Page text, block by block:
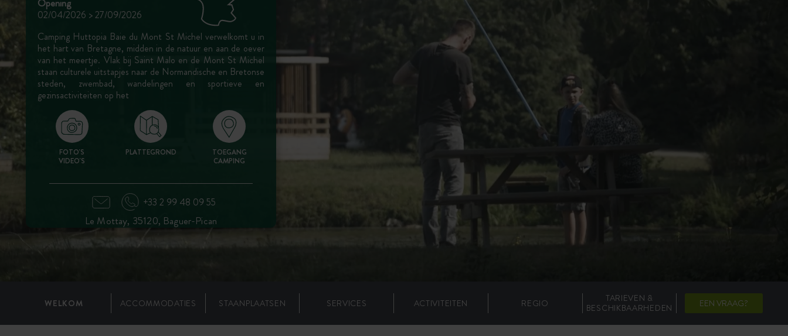
Opening
02/04/2026 > 27/09/2026
Camping Huttopia Baie du Mont St Michel verwelkomt u in
het hart van Bretagne, midden in de natuur en aan de oever
van het meertje. Vlak bij Saint Malo en de Mont St Michel
staan culturele uitstapjes naar de Normandische en Bretonse
steden, zwembad, wandelingen en sportieve en
gezinsactiviteiten op het
FOTO'S
VIDEO'S
PLATTEGROND
TOEGANG
CAMPING
+33 2 99 48 09 55
Le Mottay, 35120, Baguer-Pican
WELKOM ACCOMMODATIES STAANPLAATSEN SERVICES ACTIVITEITEN REGIO
TARIEVEN &
BESCHIKBAARHEDEN
EEN VRAAG?